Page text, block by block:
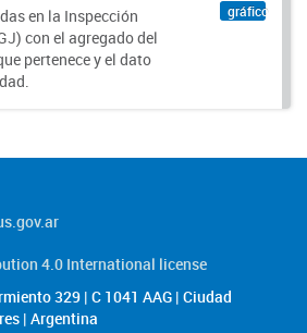
en la Inspección
con el agregado del
pertenece y el dato
gráfico
4.0 International license
329 | C 1041 AAG | Ciudad
| Argentina